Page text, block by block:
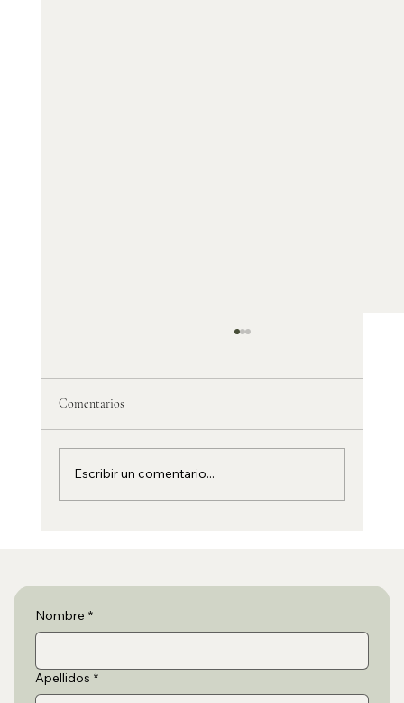
práctica para 2026 gratis)
Comentarios
Escribir un comentario...
Nombre *
Apellidos *